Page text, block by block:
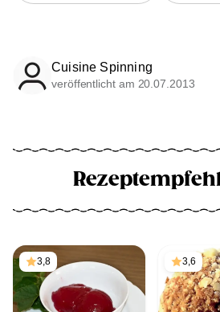
Cuisine Spinning
veröffentlicht am 20.07.2013
3,8 3,6